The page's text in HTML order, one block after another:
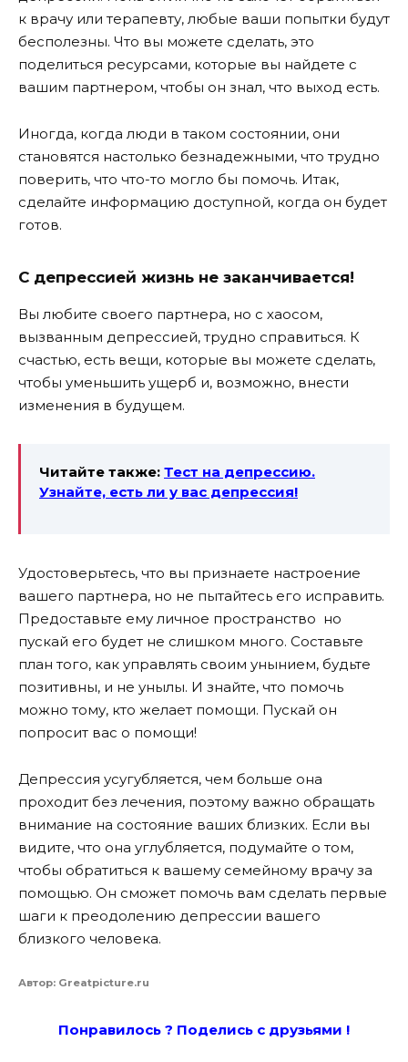
к врачу или терапевту, любые ваши попытки будут
бесполезны. Что вы можете сделать, это
поделиться ресурсами, которые вы найдете с
вашим партнером, чтобы он знал, что выход есть.
Иногда, когда люди в таком состоянии, они
становятся настолько безнадежными, что трудно
поверить, что что-то могло бы помочь. Итак,
сделайте информацию доступной, когда он будет
готов.
С депрессией жизнь не заканчивается!
Вы любите своего партнера, но с хаосом,
вызванным депрессией, трудно справиться. К
счастью, есть вещи, которые вы можете сделать,
чтобы уменьшить ущерб и, возможно, внести
изменения в будущем.
Читайте также: Тест на депрессию.
Узнайте, есть ли у вас депрессия!
Удостоверьтесь, что вы признаете настроение
вашего партнера, но не пытайтесь его исправить.
Предоставьте ему личное пространство но
пускай его будет не слишком много. Составьте
план того, как управлять своим унынием, будьте
позитивны, и не унылы. И знайте, что помочь
можно тому, кто желает помощи. Пускай он
попросит вас о помощи!
Депрессия усугубляется, чем больше она
проходит без лечения, поэтому важно обращать
внимание на состояние ваших близких. Если вы
видите, что она углубляется, подумайте о том,
чтобы обратиться к вашему семейному врачу за
помощью. Он сможет помочь вам сделать первые
шаги к преодолению депрессии вашего
близкого человека.
Автор: Greatpicture.ru
Понравилось ? Поделись с друзьями !